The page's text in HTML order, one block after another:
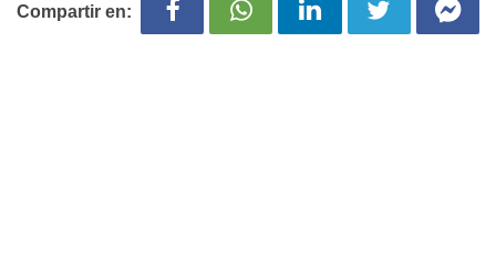
Compartir en: